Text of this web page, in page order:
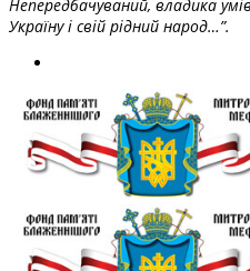
Непередбачуваний, владика
Україну і свій рідний народ…”.